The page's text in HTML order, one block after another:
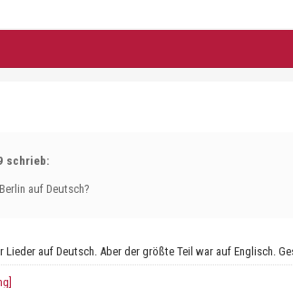
schrieb:
auf Deutsch?
Lieder auf Deutsch. Aber der größte Teil war auf Englisch.